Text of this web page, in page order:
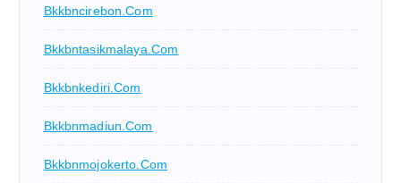
Bkkbncirebon.com
Bkkbntasikmalaya.com
Bkkbnkediri.com
Bkkbnmadiun.com
Bkkbnmojokerto.com